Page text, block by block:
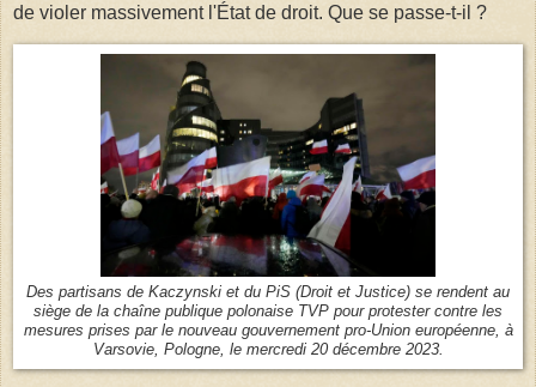
de violer massivement l'État de droit. Que se passe-t-il ?
Des partisans de Kaczynski et du PiS (Droit et Justice) se rendent au
siège de la chaîne publique polonaise TVP pour protester contre les
mesures prises par le nouveau gouvernement pro-Union européenne, à
Varsovie, Pologne, le mercredi 20 décembre 2023.